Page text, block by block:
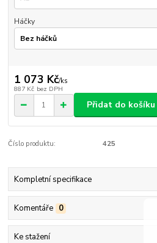
Háčky
1 073 Kč/ks
887 Kč bez DPH
Přidat do košíku
Číslo produktu: 425
Kompletní specifikace
Komentáře 0
Ke stažení